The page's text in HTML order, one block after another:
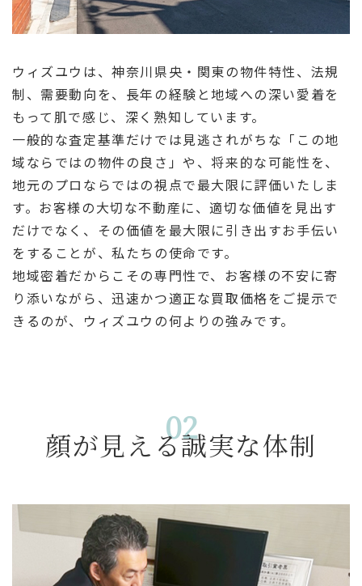
ウィズユウは、神奈川県央・関東の物件特性、法規
制、需要動向を、長年の経験と地域への深い愛着を
もって肌で感じ、深く熟知しています。
一般的な査定基準だけでは見逃されがちな「この地
域ならではの物件の良さ」や、将来的な可能性を、
地元のプロならではの視点で最大限に評価いたしま
す。お客様の大切な不動産に、適切な価値を見出す
だけでなく、その価値を最大限に引き出すお手伝い
をすることが、私たちの使命です。
地域密着だからこその専門性で、お客様の不安に寄
り添いながら、迅速かつ適正な買取価格をご提示で
きるのが、ウィズユウの何よりの強みです。
顔が見える誠実な体制
02